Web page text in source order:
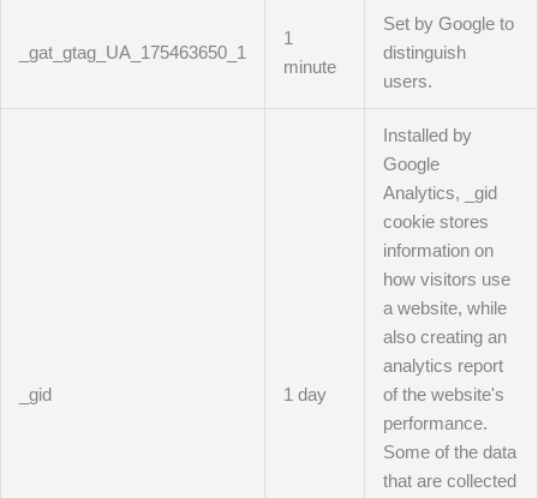
_gat_gtag_UA_175463650_1
1
minute
Set by Google to
distinguish
users.
_gid 1 day
Installed by
Google
Analytics, _gid
cookie stores
information on
how visitors use
a website, while
also creating an
analytics report
of the website's
performance.
Some of the data
that are collected